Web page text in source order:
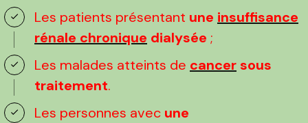
Les patients présentant une insuffisance
rénale chronique dialysée ;
Les malades atteints de cancer sous
traitement.
Les personnes avec une